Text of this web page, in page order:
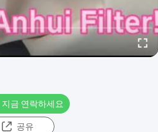
지금 연락하세요
공유